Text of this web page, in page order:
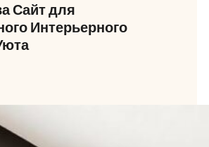
Сайт для
Интерьерного